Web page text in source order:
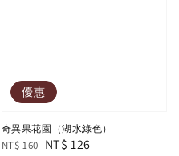
優惠
奇異果花園（湖水綠色）
Regular
NT$ 160 Sale
NT$ 126